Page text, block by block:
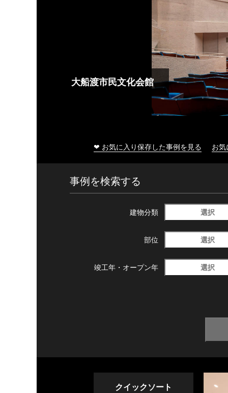
大船渡市民文化会館
❤ お気に入り保存した事例を見る お
事例を検索する
建物分類 選択
部位 選択
竣工年・ オープン年 選択
クイックソート